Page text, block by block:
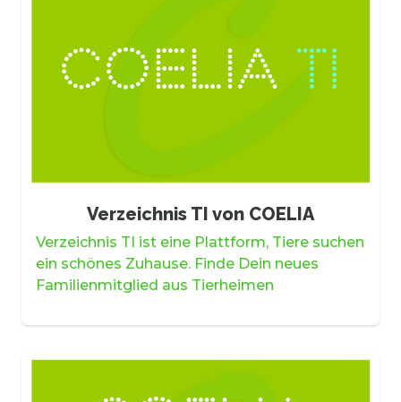
Verzeichnis TI von COELIA
Verzeichnis TI ist eine Plattform, Tiere suchen
ein schönes Zuhause. Finde Dein neues
Familienmitglied aus Tierheimen